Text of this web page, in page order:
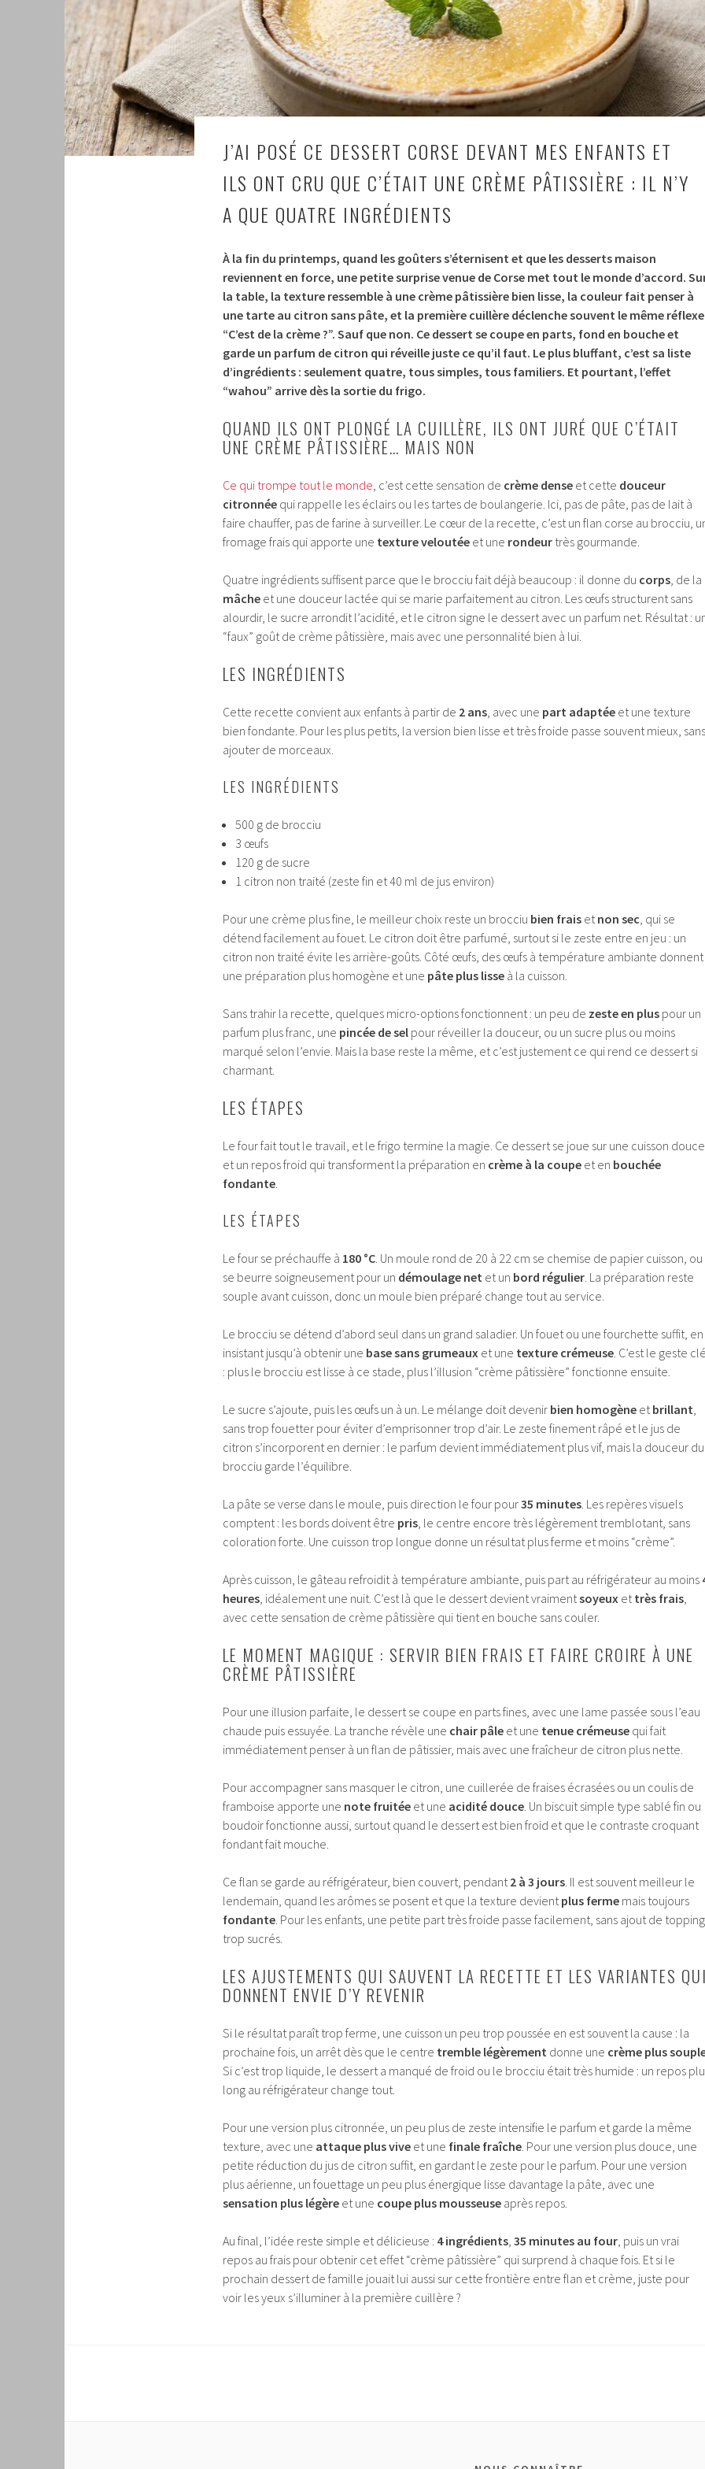
J’AI POSÉ CE DESSERT CORSE DEVANT MES ENFANTS ET
ILS ONT CRU QUE C’ÉTAIT UNE CRÈME PÂTISSIÈRE : IL N’Y
A QUE QUATRE INGRÉDIENTS
À la fin du printemps, quand les goûters s’éternisent et que les desserts maison
reviennent en force, une petite surprise venue de Corse met tout le monde d’accord.
la table, la texture ressemble à une crème pâtissière bien lisse, la couleur fait penser à
une tarte au citron sans pâte, et la première cuillère déclenche souvent le même
“C’est de la crème ?”. Sauf que non. Ce dessert se coupe en parts, fond en bouche et
garde un parfum de citron qui réveille juste ce qu’il faut. Le plus bluffant, c’est sa liste
d’ingrédients : seulement quatre, tous simples, tous familiers. Et pourtant, l’effet
“wahou” arrive dès la sortie du frigo.
QUAND ILS ONT PLONGÉ LA CUILLÈRE, ILS ONT JURÉ QUE C’ÉTAIT
UNE CRÈME PÂTISSIÈRE… MAIS NON
Ce qui trompe tout le monde , c’est cette sensation de crème dense et cette douceur
citronnée qui rappelle les éclairs ou les tartes de boulangerie. Ici, pas de pâte, pas de lait à
faire chauffer, pas de farine à surveiller. Le cœur de la recette, c’est un flan corse au brocciu,
fromage frais qui apporte une texture veloutée et une rondeur très gourmande.
Quatre ingrédients suffisent parce que le brocciu fait déjà beaucoup : il donne du corps , de la
mâche et une douceur lactée qui se marie parfaitement au citron. Les œufs structurent sans
alourdir, le sucre arrondit l’acidité, et le citron signe le dessert avec un parfum net. Résultat :
“faux” goût de crème pâtissière, mais avec une personnalité bien à lui.
LES INGRÉDIENTS
Cette recette convient aux enfants à partir de 2 ans , avec une part adaptée et une texture
bien fondante. Pour les plus petits, la version bien lisse et très froide passe souvent mieux, sans
ajouter de morceaux.
LES INGRÉDIENTS
500 g de brocciu
3 œufs
120 g de sucre
1 citron non traité (zeste fin et 40 ml de jus environ)
Pour une crème plus fine, le meilleur choix reste un brocciu bien frais et non sec , qui se
détend facilement au fouet. Le citron doit être parfumé, surtout si le zeste entre en jeu : un
citron non traité évite les arrière-goûts. Côté œufs, des œufs à température ambiante donnent
une préparation plus homogène et une pâte plus lisse à la cuisson.
Sans trahir la recette, quelques micro-options fonctionnent : un peu de zeste en plus pour un
parfum plus franc, une pincée de sel pour réveiller la douceur, ou un sucre plus ou moins
marqué selon l’envie. Mais la base reste la même, et c’est justement ce qui rend ce dessert si
charmant.
LES ÉTAPES
Le four fait tout le travail, et le frigo termine la magie. Ce dessert se joue sur une cuisson douce
et un repos froid qui transforment la préparation en crème à la coupe et en bouchée
fondante
LES ÉTAPES
Le four se préchauffe à 180 °C . Un moule rond de 20 à 22 cm se chemise de papier cuisson, ou
se beurre soigneusement pour un démoulage net et un bord régulier . La préparation reste
souple avant cuisson, donc un moule bien préparé change tout au service.
Le brocciu se détend d’abord seul dans un grand saladier. Un fouet ou une fourchette suffit, en
insistant jusqu’à obtenir une base sans grumeaux et une texture crémeuse . C’est le geste
: plus le brocciu est lisse à ce stade, plus l’illusion “crème pâtissière” fonctionne ensuite.
Le sucre s’ajoute, puis les œufs un à un. Le mélange doit devenir bien homogène et brillant
sans trop fouetter pour éviter d’emprisonner trop d’air. Le zeste finement râpé et le jus de
citron s’incorporent en dernier : le parfum devient immédiatement plus vif, mais la douceur du
brocciu garde l’équilibre.
La pâte se verse dans le moule, puis direction le four pour35 minutes . Les repères visuels
comptent : les bords doivent être pris , le centre encore très légèrement tremblotant, sans
coloration forte. Une cuisson trop longue donne un résultat plus ferme et moins “crème”.
Après cuisson, le gâteau refroidit à température ambiante, puis part au réfrigérateur au moins
heures , idéalement une nuit. C’est là que le dessert devient vraimentsoyeux et très frais
avec cette sensation de crème pâtissière qui tient en bouche sans couler.
LE MOMENT MAGIQUE : SERVIR BIEN FRAIS ET FAIRE CROIRE À UNE
CRÈME PÂTISSIÈRE
Pour une illusion parfaite, le dessert se coupe en parts fines, avec une lame passée sous l’eau
chaude puis essuyée. La tranche révèle une chair pâle et une tenue crémeuse qui fait
immédiatement penser à un flan de pâtissier, mais avec une fraîcheur de citron plus nette.
Pour accompagner sans masquer le citron, une cuillerée de fraises écrasées ou un coulis de
framboise apporte une note fruitée et une acidité douce . Un biscuit simple type sablé fin ou
boudoir fonctionne aussi, surtout quand le dessert est bien froid et que le contraste croquant
fondant fait mouche.
Ce flan se garde au réfrigérateur, bien couvert, pendant 2 à 3 jours . Il est souvent meilleur le
lendemain, quand les arômes se posent et que la texture devient plus ferme mais toujours
fondante . Pour les enfants, une petite part très froide passe facilement, sans ajout de
trop sucrés.
LES AJUSTEMENTS QUI SAUVENT LA RECETTE ET LES VARIANTES
DONNENT ENVIE D’Y REVENIR
Si le résultat paraît trop ferme, une cuisson un peu trop poussée en est souvent la cause : la
prochaine fois, un arrêt dès que le centre tremble légèrement donne une crème plus
Si c’est trop liquide, le dessert a manqué de froid ou le brocciu était très humide : un repos
long au réfrigérateur change tout.
Pour une version plus citronnée, un peu plus de zeste intensifie le parfum et garde la même
texture, avec une attaque plus vive et une finale fraîche . Pour une version plus douce, une
petite réduction du jus de citron suffit, en gardant le zeste pour le parfum. Pour une version
plus aérienne, un fouettage un peu plus énergique lisse davantage la pâte, avec une
sensation plus légère et une coupe plus mousseuse après repos.
Au final, l’idée reste simple et délicieuse : 4 ingrédients 35 minutes au four , puis un vrai
repos au frais pour obtenir cet effet “crème pâtissière” qui surprend à chaque fois. Et si le
prochain dessert de famille jouait lui aussi sur cette frontière entre flan et crème, juste pour
voir les yeux s’illuminer à la première cuillère ?